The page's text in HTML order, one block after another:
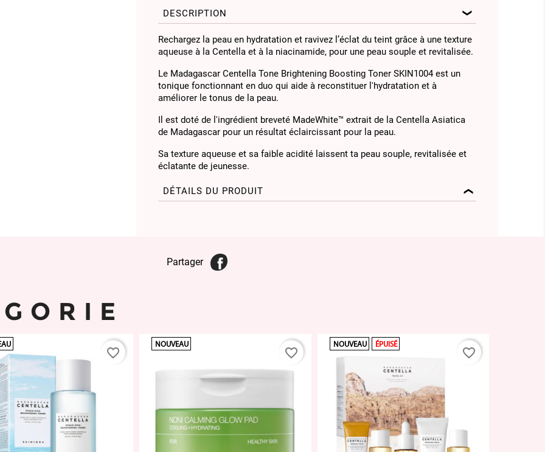
DESCRIPTION
Rechargez la peau en hydratation et ravivez l’éclat du teint grâce à une texture
aqueuse à la Centella et à la niacinamide, pour une peau souple et revitalisée.
Le Madagascar Centella Tone Brightening Boosting Toner SKIN1004 est un
tonique fonctionnant en duo qui aide à reconstituer l'hydratation et à
améliorer le tonus de la peau.
Il est doté de l'ingrédient breveté MadeWhite™ extrait de la Centella Asiatica
de Madagascar pour un résultat éclaircissant pour la peau.
Sa texture aqueuse et sa faible acidité laissent ta peau souple, revitalisée et
éclatante de jeunesse.
DÉTAILS DU PRODUIT
Partager
favorite_border
NOUVEAU
favorite_border
NOUVEAU ÉPUISÉ
favorite_border